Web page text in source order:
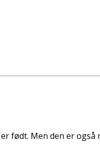
født. Men den er